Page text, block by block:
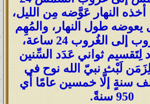
النهار عَوَّضه مِن الليل،
يعوضه طول النهار، والمُهِم
أنَّ من الغُروب إلى الغُروب 24 ساعة،
لِتَقسيم ثواني عَدَد السِّنين
لَبْث نبيّ الله نوح في
سنةٍ إلَّا خمسين عامًا أي
950 سنةً.